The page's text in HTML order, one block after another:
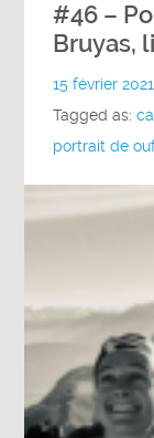
#46 –
Bruyas,
15 février 2021
Tagged as:
portrait de